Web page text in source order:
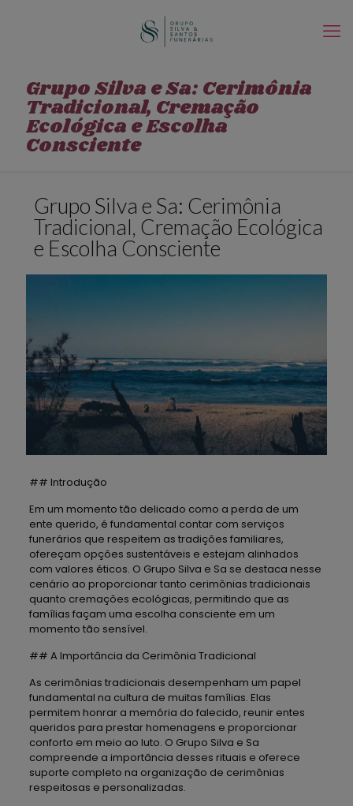
Grupo Silva e Sa: Cerimônia
Tradicional, Cremação
Ecológica e Escolha
Consciente
Grupo Silva e Sa: Cerimônia
Tradicional, Cremação Ecológica
e Escolha Consciente
## Introdução
Em um momento tão delicado como a perda de um
ente querido, é fundamental contar com serviços
funerários que respeitem as tradições familiares,
ofereçam opções sustentáveis e estejam alinhados
com valores éticos. O Grupo Silva e Sa se destaca nesse
cenário ao proporcionar tanto cerimônias tradicionais
quanto cremações ecológicas, permitindo que as
famílias façam uma escolha consciente em um
momento tão sensível.
## A Importância da Cerimônia Tradicional
As cerimônias tradicionais desempenham um papel
fundamental na cultura de muitas famílias. Elas
permitem honrar a memória do falecido, reunir entes
queridos para prestar homenagens e proporcionar
conforto em meio ao luto. O Grupo Silva e Sa
compreende a importância desses rituais e oferece
suporte completo na organização de cerimônias
respeitosas e personalizadas.